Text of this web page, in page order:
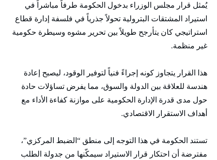
​يُمثل قرار مجلس الوزراء بدخول الحكومة طرفاً مباشراً في
استيراد المشتقات البترولية تحولاً جذرياً في فلسفة إدارة قطاع
استراتيجي كان يتأرجح طويلاً بين تحرير مشوه وسيطرة حكومية
غير منظمة.
هذا القرار يتجاوز كونه إجراءً فنياً لتوفير الوقود، ليصبح إعادة
هندسة للعلاقة بين الدولة والسوق، مما يفرض تساؤلات حادة
حول مدى قدرة الإدارة الحكومية على موازنة كفاءة الأداء مع
أهداف الاستقرار الاقتصادي.
​تستند الحكومة في هذا التوجه إلى منطق “الضبط المركزي”،
مفترضة أن احتكار قرار الاستيراد سيمكّنها من جدولة الطلب